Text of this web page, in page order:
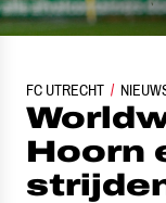
FC UTRECHT
WORLDWIDE: VAN
Hoorn